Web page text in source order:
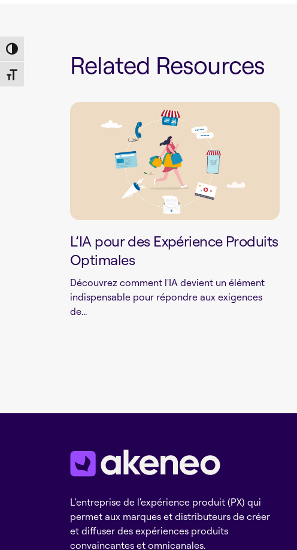
Toggle High Contrast
Toggle Font size Related Resources
L’IA pour des Expérience Produits
Optimales
Découvrez comment l'IA devient un élément
indispensable pour répondre aux exigences
de...
L'entreprise de l'expérience produit (PX) qui
permet aux marques et distributeurs de créer
et diffuser des expériences produits
convaincantes et omnicanales.